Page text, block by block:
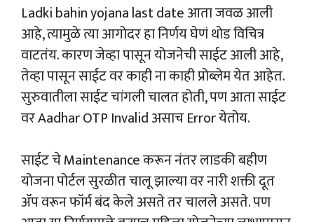
Ladki bahin yojana last date आता जवळ आली
आहे, त्यामुळे त्या आगोदर हा निर्णय घेणं थोड विचित्र
वाटतंय. कारण जेव्हा पासून योजनेची साईट आली आहे,
तेव्हा पासून साईट वर काही ना काही प्रोब्लेम येत आहेत.
सुरुवातीला साईट चांगली चालत होती, पण आता साईट
वर Aadhar OTP Invalid असाच Error येतोय.
साईट चे Maintenance करून नंतर लाडकी बहीण
योजना पोर्टल सुरळीत चालू झाल्या वर नारी शक्ती दूत
ॲप वरून फॉर्म बंद केले असते तर चालले असते. पण